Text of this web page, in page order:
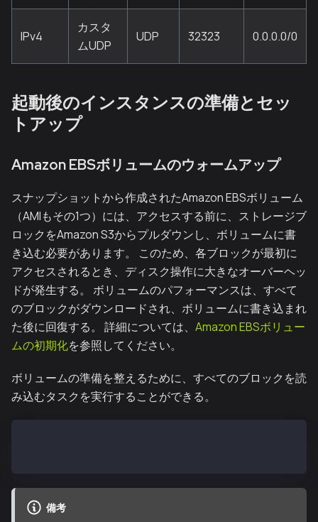
IPv4
カスタ
ムUDP
UDP 32323 0.0.0.0/0
起動後のインスタンスの準備とセッ
トアップ
Amazon EBSボリュームのウォームアップ
スナップショットから作成されたAmazon EBSボリューム
（AMIもその1つ）には、アクセスする前に、ストレージブ
ロックをAmazon S3からプルダウンし、ボリュームに書
き込む必要があります。 このため、各ブロックが最初に
アクセスされるとき、ディスク操作に大きなオーバーヘッ
ドが発生する。 ボリュームのパフォーマンスは、すべて
のブロックがダウンロードされ、ボリュームに書き込まれ
た後に回復する。 詳細については、 Amazon EBSボリュー
ムの初期化を参照してください。
ボリュームの準備を整えるために、すべてのブロックを読
み込むタスクを実行することができる。
備考